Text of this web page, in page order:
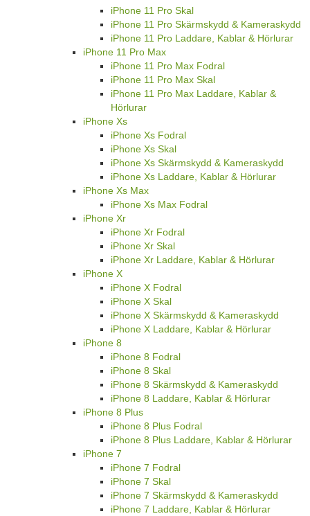
iPhone 11 Pro Skal
iPhone 11 Pro Skärmskydd & Kameraskydd
iPhone 11 Pro Laddare, Kablar & Hörlurar
iPhone 11 Pro Max
iPhone 11 Pro Max Fodral
iPhone 11 Pro Max Skal
iPhone 11 Pro Max Laddare, Kablar &
Hörlurar
iPhone Xs
iPhone Xs Fodral
iPhone Xs Skal
iPhone Xs Skärmskydd & Kameraskydd
iPhone Xs Laddare, Kablar & Hörlurar
iPhone Xs Max
iPhone Xs Max Fodral
iPhone Xr
iPhone Xr Fodral
iPhone Xr Skal
iPhone Xr Laddare, Kablar & Hörlurar
iPhone X
iPhone X Fodral
iPhone X Skal
iPhone X Skärmskydd & Kameraskydd
iPhone X Laddare, Kablar & Hörlurar
iPhone 8
iPhone 8 Fodral
iPhone 8 Skal
iPhone 8 Skärmskydd & Kameraskydd
iPhone 8 Laddare, Kablar & Hörlurar
iPhone 8 Plus
iPhone 8 Plus Fodral
iPhone 8 Plus Laddare, Kablar & Hörlurar
iPhone 7
iPhone 7 Fodral
iPhone 7 Skal
iPhone 7 Skärmskydd & Kameraskydd
iPhone 7 Laddare, Kablar & Hörlurar